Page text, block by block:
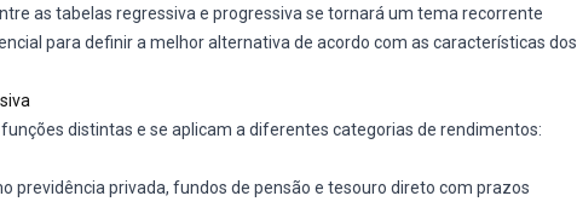
as tabelas regressiva e progressiva se tornará um tema recorrente
para definir a melhor alternativa de acordo com as características dos
distintas e se aplicam a diferentes categorias de rendimentos:
previdência privada, fundos de pensão e tesouro direto com prazos